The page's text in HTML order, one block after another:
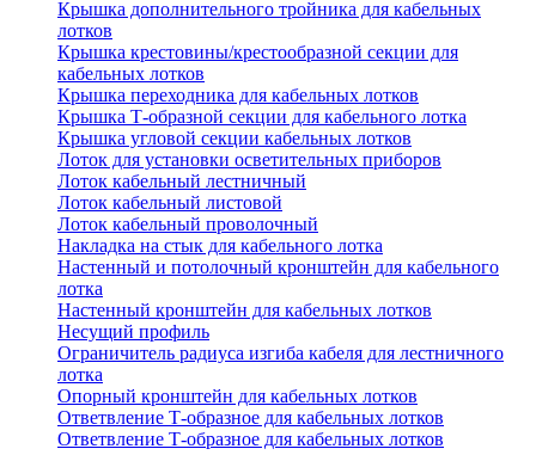
Крышка дополнительного тройника для кабельных
лотков
Крышка крестовины/крестообразной секции для
кабельных лотков
Крышка переходника для кабельных лотков
Крышка Т-образной секции для кабельного лотка
Крышка угловой секции кабельных лотков
Лоток для установки осветительных приборов
Лоток кабельный лестничный
Лоток кабельный листовой
Лоток кабельный проволочный
Накладка на стык для кабельного лотка
Настенный и потолочный кронштейн для кабельного
лотка
Настенный кронштейн для кабельных лотков
Несущий профиль
Ограничитель радиуса изгиба кабеля для лестничного
лотка
Опорный кронштейн для кабельных лотков
Ответвление Т-образное для кабельных лотков
Ответвление Т-образное для кабельных лотков